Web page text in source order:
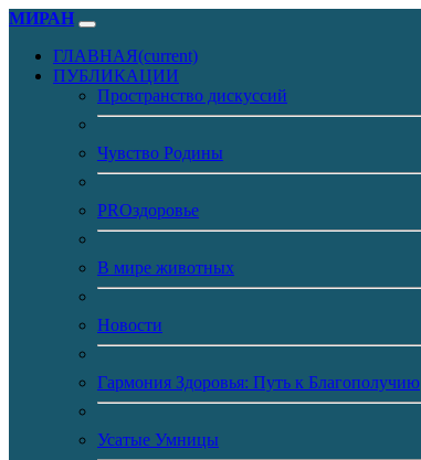
МИРАН
ГЛАВНАЯ(current)
ПУБЛИКАЦИИ
Пространство дискуссий
Чувство Родины
PROздоровье
В мире животных
Новости
Гармония Здоровья: Путь к Благополучию
Усатые Умницы